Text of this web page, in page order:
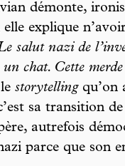
démonte,
elle explique
salut nazi de
un chat. Cette
storytellingqu’on
sa transition
autrefois
parce que son